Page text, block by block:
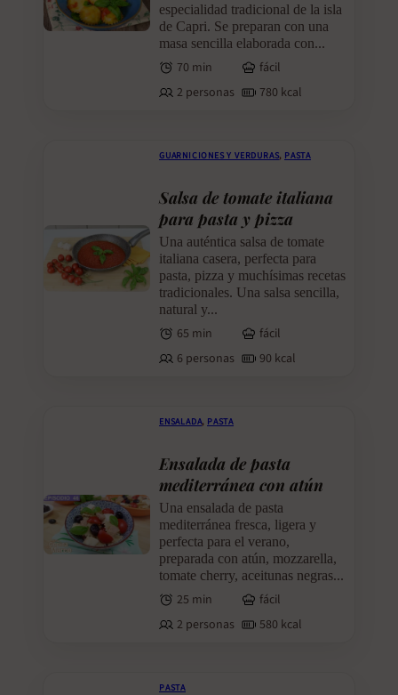
especialidad tradicional de la isla
de Capri. Se preparan con una
masa sencilla elaborada con...
70 min
fácil
2 personas
780 kcal
GUARNICIONES Y VERDURAS, PASTA
Salsa de tomate italiana
para pasta y pizza
Una auténtica salsa de tomate
italiana casera, perfecta para
pasta, pizza y muchísimas recetas
tradicionales. Una salsa sencilla,
natural y...
65 min
fácil
6 personas
90 kcal
ENSALADA, PASTA
Ensalada de pasta
mediterránea con atún
Una ensalada de pasta
mediterránea fresca, ligera y
perfecta para el verano,
preparada con atún, mozzarella,
tomate cherry, aceitunas negras...
25 min
fácil
2 personas
580 kcal
PASTA